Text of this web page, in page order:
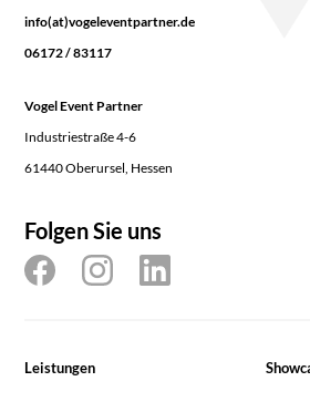
info(at)vogeleventpartner.de
06172 / 83117
Vogel Event Partner
Industriestraße 4-6
61440 Oberursel, Hessen
Folgen Sie uns
Leistungen